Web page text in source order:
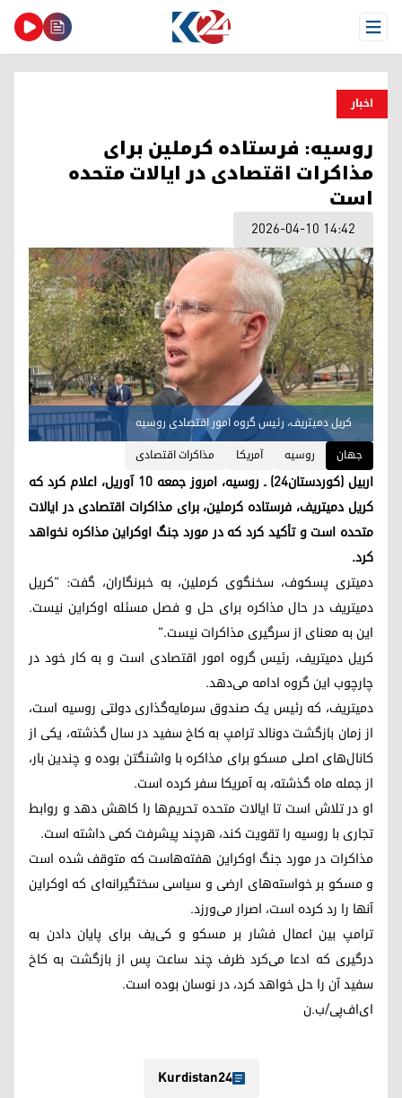
Open Menu
اخبار
روسیه: فرستاده کرملین برای
مذاکرات اقتصادی در ایالات متحده
است
2026-04-10 14:42
کریل دمیتریف، رئیس گروه امور اقتصادی روسیه
جهان
روسیه آمریکا مذاکرات اقتصادی
اربیل (کوردستان۲۴) ـ روسیه، امروز جمعه ۱۰ آوریل، اعلام کرد که
کریل دمیتریف، فرستاده کرملین، برای مذاکرات اقتصادی در ایالات
متحده است و تأکید کرد که در مورد جنگ اوکراین مذاکره نخواهد
کرد.
دمیتری پسکوف، سخنگوی کرملین، به خبرنگاران، گفت: "کریل
دمیتریف در حال مذاکره برای حل و فصل مسئله اوکراین نیست.
این به معنای از سرگیری مذاکرات نیست."
کریل دمیتریف، رئیس گروه امور اقتصادی است و به کار خود در
چارچوب این گروه ادامه می‌دهد.
دمیتریف، که رئیس یک صندوق سرمایه‌گذاری دولتی روسیه است،
از زمان بازگشت دونالد ترامپ به کاخ سفید در سال گذشته، یکی از
کانال‌های اصلی مسکو برای مذاکره با واشنگتن بوده و چندین بار،
از جمله ماه گذشته، به آمریکا سفر کرده است.
او در تلاش است تا ایالات متحده تحریم‌ها را کاهش دهد و روابط
تجاری با روسیه را تقویت کند، هرچند پیشرفت کمی داشته است.
مذاکرات در مورد جنگ اوکراین هفته‌هاست که متوقف شده است
و مسکو بر خواسته‌های ارضی و سیاسی سختگیرانه‌ای که اوکراین
آنها را رد کرده است، اصرار می‌ورزد.
ترامپ بین اعمال فشار بر مسکو و کی‌یف برای پایان دادن به
درگیری که ادعا می‌کرد ظرف چند ساعت پس از بازگشت به کاخ
سفید آن را حل خواهد کرد، در نوسان بوده است.
ای‌اف‌پی/ب.ن
Kurdistan24